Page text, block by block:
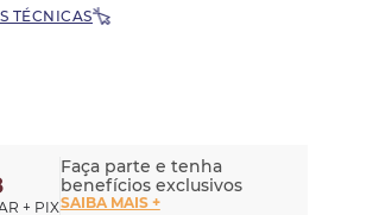
TÉCNICAS
+ PIX
Faça parte e tenha
benefícios exclusivos
SAIBA MAIS +